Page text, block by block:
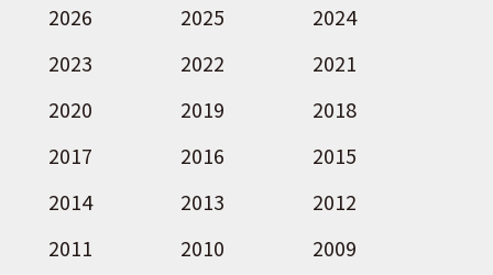
2026 2025
2024
2023
2022
2021
2020
2019
2018
2017
2016
2015
2014
2013
2012
2011
2010
2009